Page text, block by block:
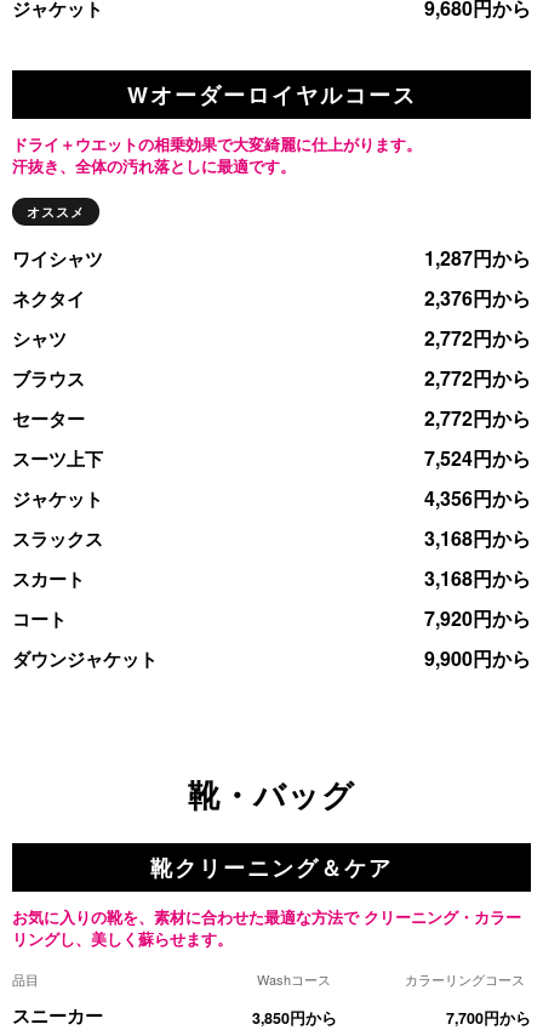
ジャケット 9,680円から
Wオーダーロイヤルコース
ドライ＋ウエットの相乗効果で大変綺麗に仕上がります。
汗抜き、全体の汚れ落としに最適です。
オススメ
ワイシャツ 1,287円から
ネクタイ 2,376円から
シャツ 2,772円から
ブラウス 2,772円から
セーター 2,772円から
スーツ上下 7,524円から
ジャケット 4,356円から
スラックス 3,168円から
スカート 3,168円から
コート 7,920円から
ダウンジャケット 9,900円から
靴・バッグ
靴クリーニング＆ケア
お気に入りの靴を、素材に合わせた最適な方法でクリーニング・カラー
リングし、美しく蘇らせます。
品目 Washコース カラーリングコース
スニーカー 3,850円から 7,700円から